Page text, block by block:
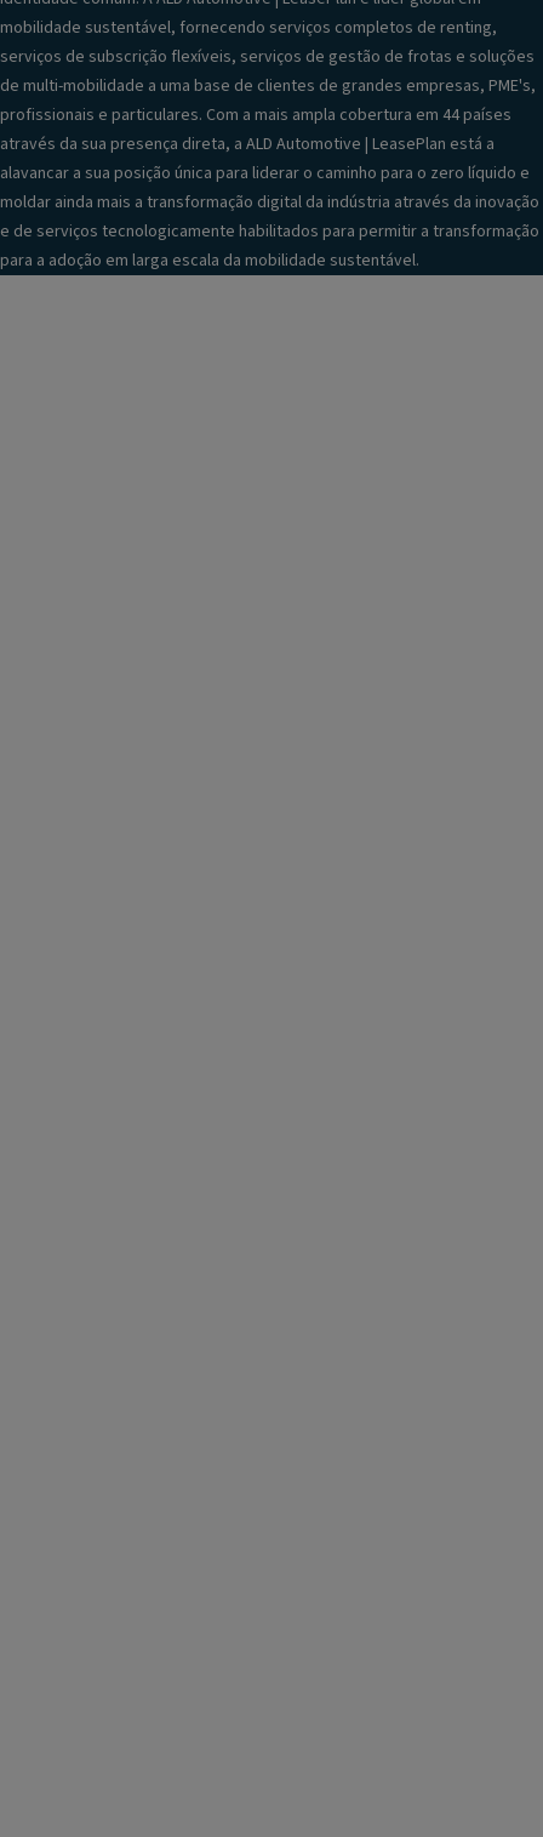
mobilidade sustentável, fornecendo serviços completos de renting,
serviços de subscrição flexíveis, serviços de gestão de frotas e soluções
de multi-mobilidade a uma base de clientes de grandes empresas, PME's,
profissionais e particulares. Com a mais ampla cobertura em 44 países
através da sua presença direta, a ALD Automotive | LeasePlan está a
alavancar a sua posição única para liderar o caminho para o zero líquido e
moldar ainda mais a transformação digital da indústria através da inovação
e de serviços tecnologicamente habilitados para permitir a transformação
para a adoção em larga escala da mobilidade sustentável.